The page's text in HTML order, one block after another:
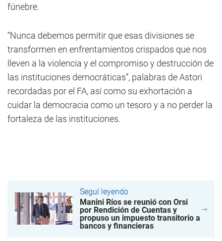
fúnebre.
“Nunca debemos permitir que esas divisiones se
transformen en enfrentamientos crispados que nos
lleven a la violencia y el compromiso y destrucción de
las instituciones democráticas”, palabras de Astori
recordadas por el FA, así como su exhortación a
cuidar la democracia como un tesoro y a no perder la
fortaleza de las instituciones.
Seguí leyendo
Manini Ríos se reunió con Orsi
por Rendición de Cuentas y
propuso un impuesto transitorio a
bancos y financieras